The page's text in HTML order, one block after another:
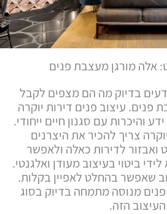
אלה מורגן מעצבת פנים
בדיוק מה הם מצפים לקבל
עיצוב פנים דירות יוקרה
והיכרות עם סגנון חיים ייחודי.
צריך להכיר את היצרנים
ואבזור לדירות כאלה ולאפשר
ביטוי בעיצוב מעודן ואלגנטי.
שאפשר בהחלט לאפיין בקלות.
מנוסה מתמחה בדיוק בסוג
העיצוב הזה.